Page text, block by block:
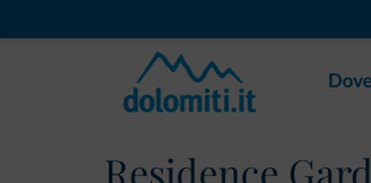
Residence